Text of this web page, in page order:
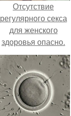
Отсутствие
регулярного секса
для женского
здоровья опасно.